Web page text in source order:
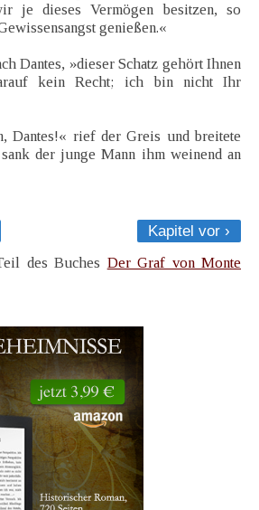
je dieses Vermögen besitzen, so
genießen.«
Dantes, »dieser Schatz gehört Ihnen
kein Recht; ich bin nicht Ihr
Dantes!« rief der Greis und breitete
der junge Mann ihm weinend an
Kapitel vor ›
des Buches Der Graf von Monte